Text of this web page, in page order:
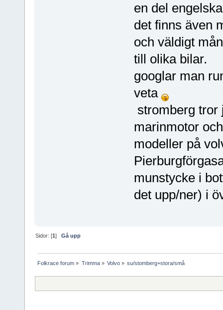
en del
det finns även
och väldigt
till olika bilar.
googlar man
veta
stromberg tror
marinmotor
modeller på
munstycke i
det upp/ner) i
Sidor: [1]Gå upp
Folkrace forum » Trimma» Volvo» su/stomberg+stora/små